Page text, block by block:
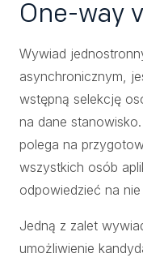
One-way
Wywiad
asynchronicznym,
wstępną selekcję
na dane
polega na
wszystkich osób
odpowiedzieć na
Jedną z zalet
umożliwienie